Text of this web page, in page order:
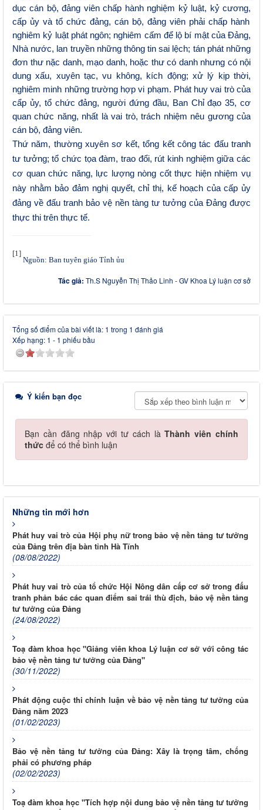
dục cán bộ, đảng viên chấp hành nghiệm kỷ luật, kỷ cương,
cấp ủy và tổ chức đảng, cán bộ, đảng viên phải chấp hành
nghiêm kỷ luật phát ngôn; nghiêm cấm để lộ bí mật của Đảng,
Nhà nước, lan truyền những thông tin sai lệch; tán phát những
đơn thư nặc danh, mạo danh, hoặc thư có danh nhưng có nội
dung xấu, xuyên tạc, vu không, kích động; xử lý kịp thời,
nghiêm minh những trường hợp vi phạm. Phát huy vai trò của
cẩp ủy, tổ chức đảng, người đứng đầu, Ban Chỉđạo 35, cơ
quan chức năng, nhất là vai trò, trách nhiệm nêu gương của
cán bộ, đảng viên.
Thứ năm, thường xuyên sơ kết, tổng kết công tác đấu tranh
tư tưởng; tổ chức tọa đàm, trao đổi, rút kinh nghiệm giữa các
cơ quan chức năng, lực lượng nòng cốt thực hiện nhiệm vụ
này nhằm bảo đảm nghị quyết, chỉ thị, kế hoạch của cấp ủy
đảng về đấu tranh bảo vệ nền tàng tư tưởng của Đảng được
thực thi trên thực tế.
[1]
Nguồn: Ban tuyên giáo Tỉnh ủu
Tác giả: Th.S Nguyễn Thị Thảo Linh - GV Khoa Lý luận cơ sở
Tổng số điểm của bài viết là: 1 trong 1 đánh giá
Xếp hạng: 1 - 1 phiếu bầu
Ý kiến bạn đọc
Bạn cần đăng nhập với tư cách làThành viên chính
thức để có thể bình luận
Những tin mới hơn
Phát huy vai trò của Hội phụ nữ trong bảo vệ nền tảng tư tưởng
của Đảng trên địa bàn tỉnh Hà Tĩnh
(08/08/2022)
Phát huy vai trò của tổ chức Hội Nông dân cấp cơ sở trong đấu
tranh phản bác các quan điểm sai trái thù địch, bảo vệ nền tảng
tư tưởng của Đảng
(24/08/2022)
Toạ đàm khoa học "Giảng viên khoa Lý luận cơ sở với công tác
bảo vệ nền tảng tư tưởng của Đảng"
(30/11/2022)
Phát động cuộc thi chính luận về bảo vệ nền tảng tư tưởng của
Đảng năm 2023
(01/02/2023)
Bảo vệ nền tảng tư tưởng của Đảng: Xây là trọng tâm, chống
phải có phương pháp
(02/02/2023)
Toạ đàm khoa học "Tích hợp nội dung bảo vệ nền tảng tư tưởng